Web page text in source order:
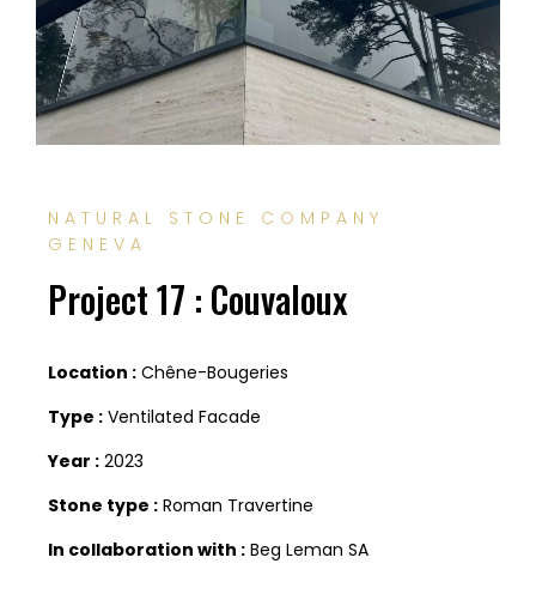
NATURAL STONE COMPANY
GENEVA
Project 17 : Couvaloux
Location : Chêne-Bougeries
Type : Ventilated Facade
Year : 2023
Stone type : Roman Travertine
In collaboration with : Beg Leman SA